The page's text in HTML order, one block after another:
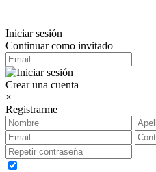
Iniciar sesión
Continuar como invitado
Crear una cuenta
×
Registrarme